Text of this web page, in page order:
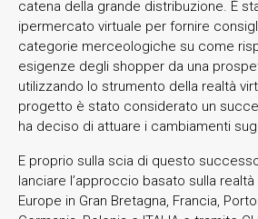
catena della grande distribuzione. È
ipermercato virtuale per fornire
categorie merceologiche su come
esigenze degli shopper da una
utilizzando lo strumento della realtà
progetto è stato considerato un
ha deciso di attuare i cambiamenti
E proprio sulla scia di questo
lanciare l’approccio basato sulla realtà
Europe in Gran Bretagna, Francia,